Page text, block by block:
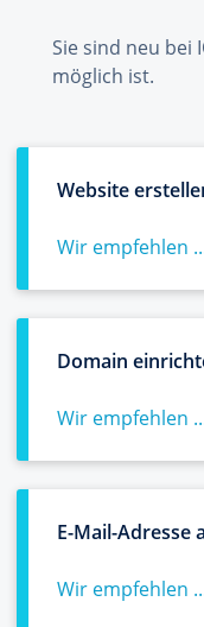
Sie sind neu bei
möglich ist.
Website
Wir empfehlen
Domain
Wir empfehlen
E-Mail-Adresse
Wir empfehlen